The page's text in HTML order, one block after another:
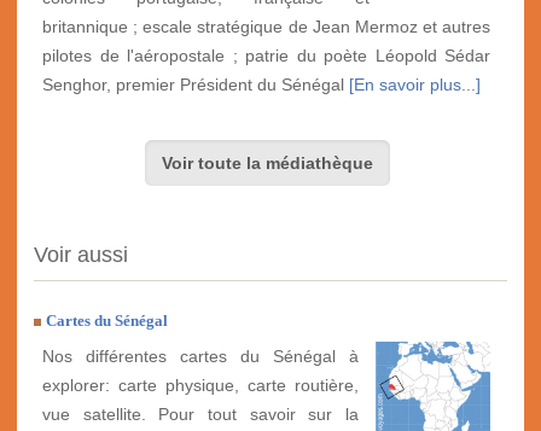
britannique ; escale stratégique de Jean Mermoz et autres
pilotes de l'aéropostale ; patrie du poète Léopold Sédar
Senghor, premier Président du Sénégal [En savoir plus...]
Voir toute la médiathèque
Voir aussi
Cartes du Sénégal
Nos différentes cartes du Sénégal à
explorer: carte physique, carte routière,
vue satellite. Pour tout savoir sur la